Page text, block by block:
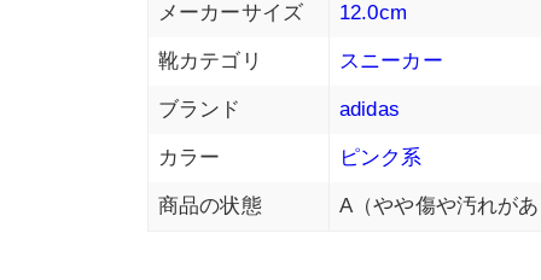
メーカーサイズ 12.0cm
靴カテゴリ スニーカー
ブランド adidas
カラー ピンク系
商品の状態 A（やや傷や汚れが